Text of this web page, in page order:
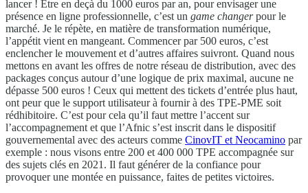
lancer ! Être en deçà du 1000 euros par an, pour envisager une
présence en ligne professionnelle, c’est un game changerpour le
marché. Je le répète, en matière de transformation numérique,
l’appétit vient en mangeant. Commencer par 500 euros, c’est
enclencher le mouvement et d’autres affaires suivront. Quand nous
mettons en avant les offres de notre réseau de distribution, avec des
packages conçus autour d’une logique de prix maximal, aucune ne
dépasse 500 euros ! Ceux qui mettent des tickets d’entrée plus haut,
ont peur que le support utilisateur à fournir à des TPE-PME soit
rédhibitoire. C’est pour cela qu’il faut mettre l’accent sur
l’accompagnement et que l’Afnic s’est inscrit dans le dispositif
gouvernemental avec des acteurs comme CinovIT et Neocamino par
exemple : nous visons entre 200 et 400 000 TPE accompagnée sur
des sujets clés en 2021. Il faut générer de la confiance pour
provoquer une montée en puissance, faites de petites victoires.